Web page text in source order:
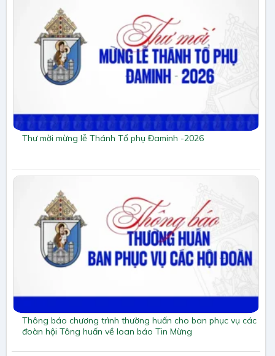
Thư mời mừng lễ Thánh Tổ phụ Đaminh -2026
Thông báo chương trình thường huấn cho ban phục vụ các
đoàn hội Tông huấn về loan báo Tin Mừng